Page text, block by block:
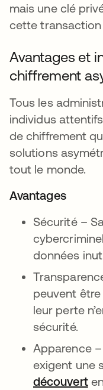
mais une clé
cette transaction
Avantages et
chiffrement
Tous les
individus
de chiffrement
solutions
tout le monde.
Avantages
Sécurité –
données
peuvent
leur perte
sécurité.
Apparence
exigent une
découvert